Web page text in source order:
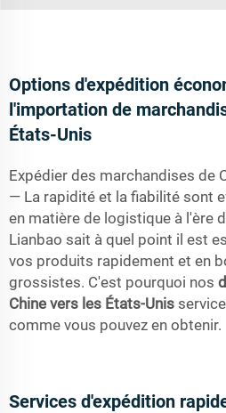
Options d'expédition
l'importation de
États-Unis
Expédier des marchandises de
— La rapidité et la fiabilité sont
en matière de logistique à l'ère
Lianbao sait à quel point il est
vos produits rapidement et en
grossistes. C'est pourquoi nos
Chine vers les États-Unis
comme vous pouvez en obtenir.
Services d'expédition